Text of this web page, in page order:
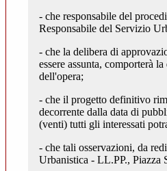
- che responsabile del
Responsabile del Servizio
- che la delibera di
essere assunta, comporterà
dell'opera;
- che il progetto definitivo
decorrente dalla data di
(venti) tutti gli interessati
- che tali osservazioni, da
Urbanistica - LL.PP., Piazza